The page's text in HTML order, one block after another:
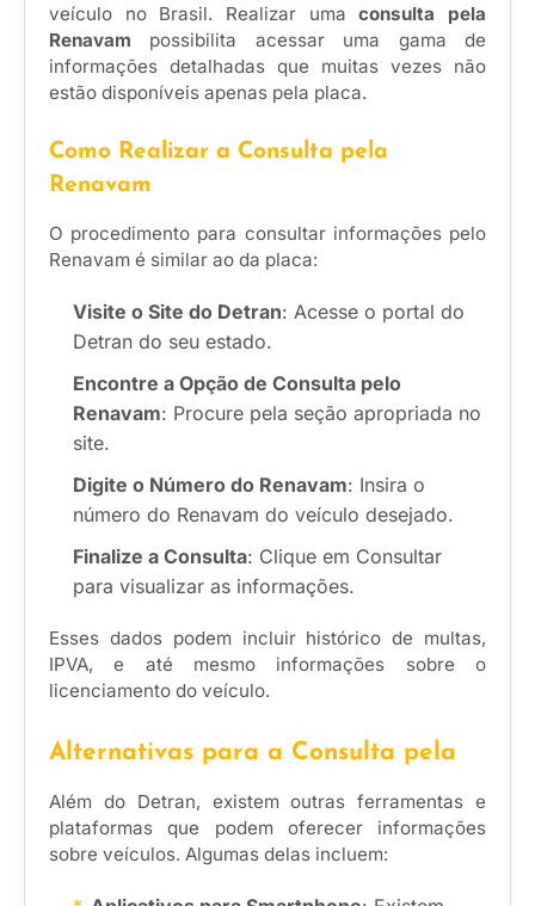
veículo no Brasil. Realizar umaconsulta pela
Renavam possibilita acessar uma gama de
informações detalhadas que muitas vezes não
estão disponíveis apenas pela placa.
Como Realizar a Consulta pela
Renavam
O procedimento para consultar informações pelo
Renavam é similar ao da placa:
Visite o Site do Detran: Acesse o portal do
Detran do seu estado.
Encontre a Opção de Consulta pelo
Renavam: Procure pela seção apropriada no
site.
Digite o Número do Renavam: Insira o
número do Renavam do veículo desejado.
Finalize a Consulta: Clique em Consultar
para visualizar as informações.
Esses dados podem incluir histórico de multas,
IPVA, e até mesmo informações sobre o
licenciamento do veículo.
Alternativas para a Consulta pela
Além do Detran, existem outras ferramentas e
plataformas que podem oferecer informações
sobre veículos. Algumas delas incluem: